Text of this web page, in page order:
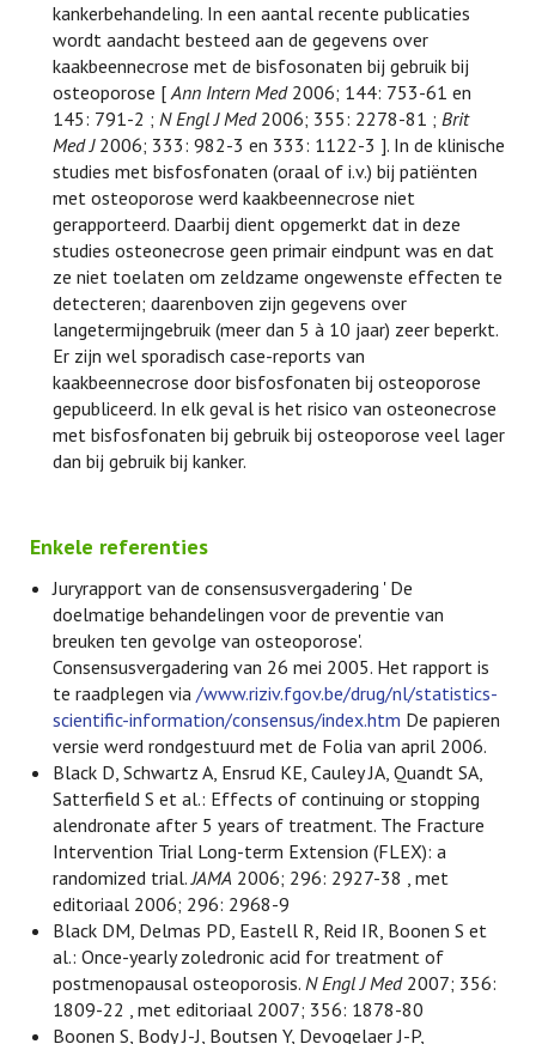
kankerbehandeling. In een aantal recente publicaties
wordt aandacht besteed aan de gegevens over
kaakbeennecrose met de bisfosonaten bij gebruik bij
osteoporose [Ann Intern Med2006; 144: 753-61 en
145: 791-2 ;N Engl J Med2006; 355: 2278-81 ;Brit
Med J2006; 333: 982-3 en 333: 1122-3 ]. In de klinische
studies met bisfosfonaten (oraal of i.v.) bij patiënten
met osteoporose werd kaakbeennecrose niet
gerapporteerd. Daarbij dient opgemerkt dat in deze
studies osteonecrose geen primair eindpunt was en dat
ze niet toelaten om zeldzame ongewenste effecten te
detecteren; daarenboven zijn gegevens over
langetermijngebruik (meer dan 5 à 10 jaar) zeer beperkt.
Er zijn wel sporadisch case-reports van
kaakbeennecrose door bisfosfonaten bij osteoporose
gepubliceerd. In elk geval is het risico van osteonecrose
met bisfosfonaten bij gebruik bij osteoporose veel lager
dan bij gebruik bij kanker.
Enkele referenties
Juryrapport van de consensusvergadering ' De
doelmatige behandelingen voor de preventie van
breuken ten gevolge van osteoporose'.
Consensusvergadering van 26 mei 2005. Het rapport is
te raadplegen via/www.riziv.fgov.be/drug/nl/statistics-
scientific-information/consensus/index.htm De papieren
versie werd rondgestuurd met de Folia van april 2006.
Black D, Schwartz A, Ensrud KE, Cauley JA, Quandt SA,
Satterfield S et al.: Effects of continuing or stopping
alendronate after 5 years of treatment. The Fracture
Intervention Trial Long-term Extension (FLEX): a
randomized trial.JAMA 2006; 296: 2927-38 , met
editoriaal 2006; 296: 2968-9
Black DM, Delmas PD, Eastell R, Reid IR, Boonen S et
al.: Once-yearly zoledronic acid for treatment of
postmenopausal osteoporosis.N Engl J Med2007; 356:
1809-22 , met editoriaal 2007; 356: 1878-80
Boonen S, Body J-J, Boutsen Y, Devogelaer J-P,